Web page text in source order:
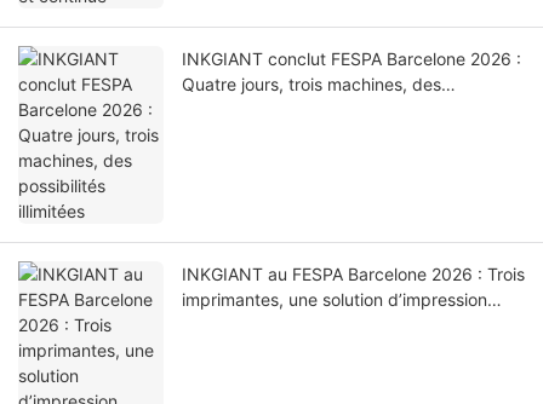
INKGIANT conclut FESPA Barcelone 2026 :
Quatre jours, trois machines, des
INKGIANT au FESPA Barcelone 2026 : Trois
imprimantes, une solution d’impression